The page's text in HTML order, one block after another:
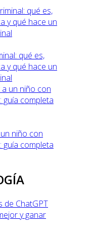
qué es,
y qué hace un
niño con
guía completa